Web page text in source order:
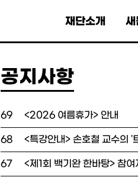
재단소개
공지사항
69 <2026 여름휴가> 안내
68 <특강안내> 손호철 교수의 '
67 <제1회 백기완 한바탕> 참